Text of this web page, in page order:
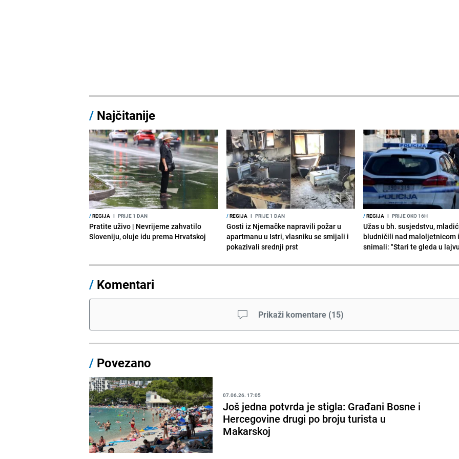
/ Najčitanije
/REGIJA I PRIJE 1 DAN
Pratite uživo | Nevrijeme zahvatilo
Sloveniju, oluje idu prema Hrvatskoj
/REGIJA I PRIJE 1 DAN
Gosti iz Njemačke napravili požar u
apartmanu u Istri, vlasniku se smijali i
pokazivali srednji prst
/REGIJA I PRIJE OKO 16H
Užas u bh. susjedstvu,
bludničili nad maloljetnicom
snimali: "Stari te gleda u
/ Komentari
Prikaži komentare (15)
/ Povezano
07.06.26. 17:05
Još jedna potvrda je stigla: Građani Bosne i
Hercegovine drugi po broju turista u
Makarskoj